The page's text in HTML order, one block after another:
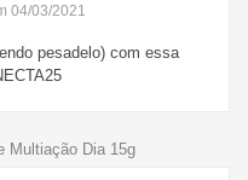
04/03/2021
pesadelo) com essa
Multiação Dia 15g